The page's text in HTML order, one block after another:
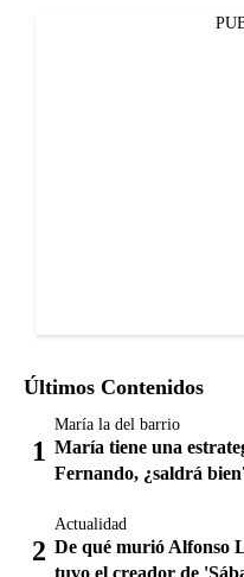
Últimos Contenidos
María la del barrio
María tiene una
Fernando, ¿saldrá
Actualidad
De qué murió Alfonso
tuvo el creador de